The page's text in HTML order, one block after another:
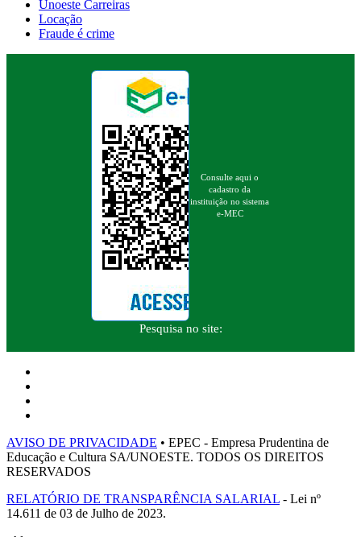
Unoeste Carreiras
Locação
Fraude é crime
Consulte aqui o
cadastro da
instituição no sistema
e-MEC
Pesquisa no site:
AVISO DE PRIVACIDADE • EPEC - Empresa Prudentina de
Educação e Cultura SA/UNOESTE. TODOS OS DIREITOS
RESERVADOS
RELATÓRIO DE TRANSPARÊNCIA SALARIAL - Lei nº
14.611 de 03 de Julho de 2023.